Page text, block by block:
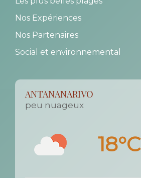
Nos Expériences
Nos Partenaires
Social et environnemental
ANTANANARIVO
peu nuageux
18°C